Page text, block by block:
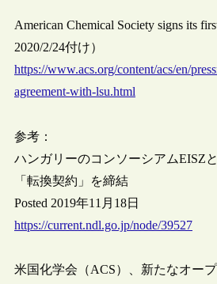
American Chemical Society signs its
2020/2/24付け）
https://www.acs.org/content/acs/en/
agreement-with-lsu.html
参考：
ハンガリーのコンソーシアムEISZ
「転換契約」を締結
Posted 2019年11月18日
https://current.ndl.go.jp/node/39527
米国化学会（ACS）、新たなオー